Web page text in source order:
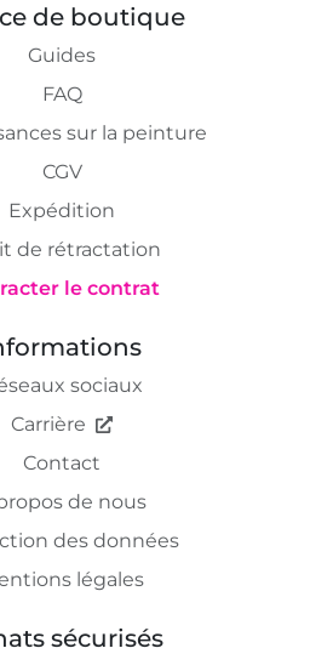
de boutique
Guides
FAQ
sur la peinture
CGV
Expédition
de rétractation
le contrat
sociaux
Carrière
Contact
de nous
des données
légales
sécurisés